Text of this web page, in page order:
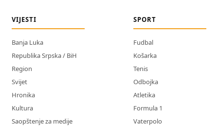
VIJESTI
Banja Luka
Republika Srpska / BiH
Region
Svijet
Hronika
Kultura
Saopštenje za medije
SPORT
Fudbal
Košarka
Tenis
Odbojka
Atletika
Formula 1
Vaterpolo